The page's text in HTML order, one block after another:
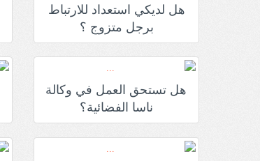
هل لديكي استعداد للارتباط
برجل متزوج ؟
هل تستحق العمل في وكالة
ناسا الفضائية؟